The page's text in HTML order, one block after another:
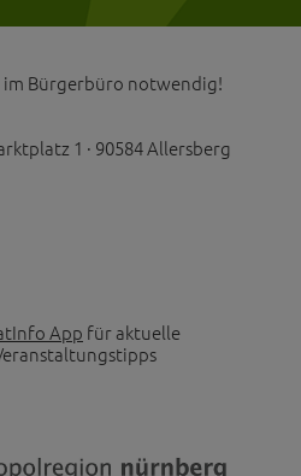
im Bürgerbüro notwendig!
1 · 90584 Allersberg
App für aktuelle